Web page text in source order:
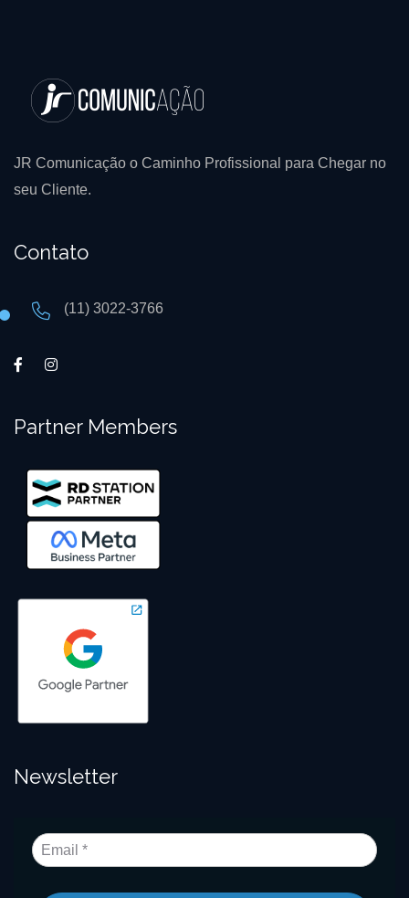
JR Comunicação o Caminho Profissional para Chegar no
seu Cliente.
Contato
(11) 3022-3766
Partner Members
Newsletter